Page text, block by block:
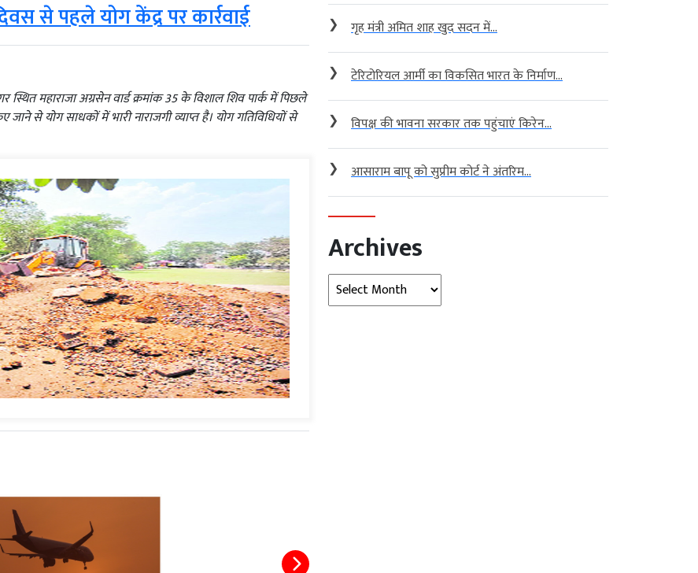
से पहले योग केंद्र पर कार्रवाई
स्थित महाराजा अग्रसेन वार्ड क्रमांक 35 के विशाल शिव पार्क में पिछले
से योग साधकों में भारी नाराजगी व्याप्त है। योग गतिविधियों से
❯ गृह मंत्री अमित शाह खुद सदन में...
❯ टेरिटोरियल आर्मी का विकसित भारत के निर्माण...
❯ विपक्ष की भावना सरकार तक पहुंचाएं किरेन...
❯ आसाराम बापू को सुप्रीम कोर्ट ने अंतरिम...
Archives
Archives